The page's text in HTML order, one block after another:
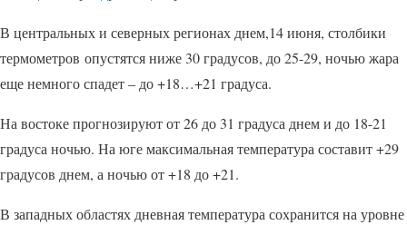
В центральных и северных регионах днем,14 июня, столбики
термометров опустятся ниже 30 градусов, до 25-29, ночью жара
еще немного спадет – до +18…+21 градуса.
На востоке прогнозируют от 26 до 31 градуса днем и до 18-21
градуса ночью. На юге максимальная температура составит +29
градусов днем, а ночью от +18 до +21.
В западных областях дневная температура сохранится на уровне